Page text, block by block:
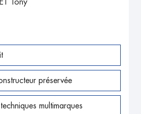
Tony
préservée
multimarques